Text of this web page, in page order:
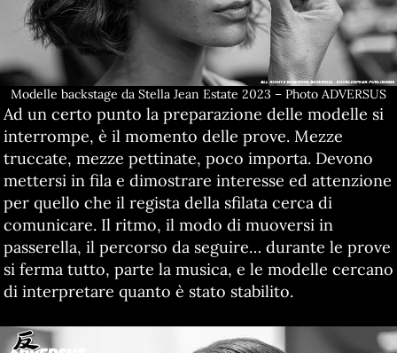
Modelle backstage da Stella Jean Estate 2023 – Photo ADVERSUS
Ad un certo punto la preparazione delle modelle si
interrompe, è il momento delle prove. Mezze
truccate, mezze pettinate, poco importa. Devono
mettersi in fila e dimostrare interesse ed attenzione
per quello che il regista della sfilata cerca di
comunicare. Il ritmo, il modo di muoversi in
passerella, il percorso da seguire… durante le prove
si ferma tutto, parte la musica, e le modelle cercano
di interpretare quanto è stato stabilito.